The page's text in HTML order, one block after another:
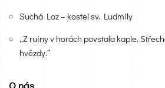
Suchá Loz – kostel sv. Ludmily
„Z ruiny v horách povstala kaple.
hvězdy.“